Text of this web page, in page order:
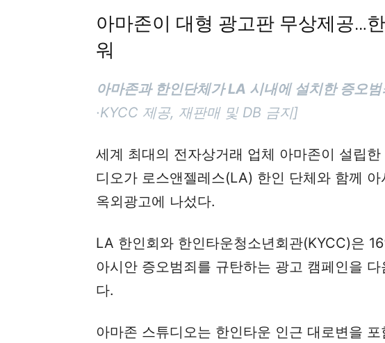
아마존이 대형 광고판 무상제공…
워
아마존과 한인단체가 LA 시내에 설치한 증오
·KYCC 제공, 재판매 및 DB 금지]
세계 최대의 전자상거래 업체 아마존이 설립
디오가 로스앤젤레스(LA) 한인 단체와 함께
옥외광고에 나섰다.
LA 한인회와 한인타운청소년회관(KYCC)은
아시안 증오범죄를 규탄하는 광고 캠페인을
다.
아마존 스튜디오는 한인타운 인근 대로변을